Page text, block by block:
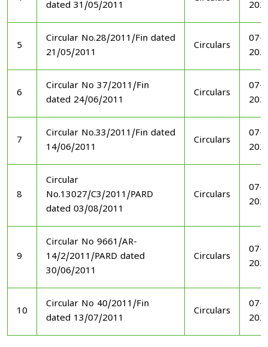
dated 31/05/2011
5
Circular No.28/2011/Fin dated
21/05/2011
Circulars
07-
6
Circular No 37/2011/Fin
dated 24/06/2011
Circulars
07-
7
Circular No.33/2011/Fin dated
14/06/2011
Circulars
07-
8
Circular
No.13027/C3/2011/PARD
dated 03/08/2011
Circulars
07-
9
Circular No 9661/AR-
14/2/2011/PARD dated
30/06/2011
Circulars
07-
10
Circular No 40/2011/Fin
dated 13/07/2011
Circulars
07-